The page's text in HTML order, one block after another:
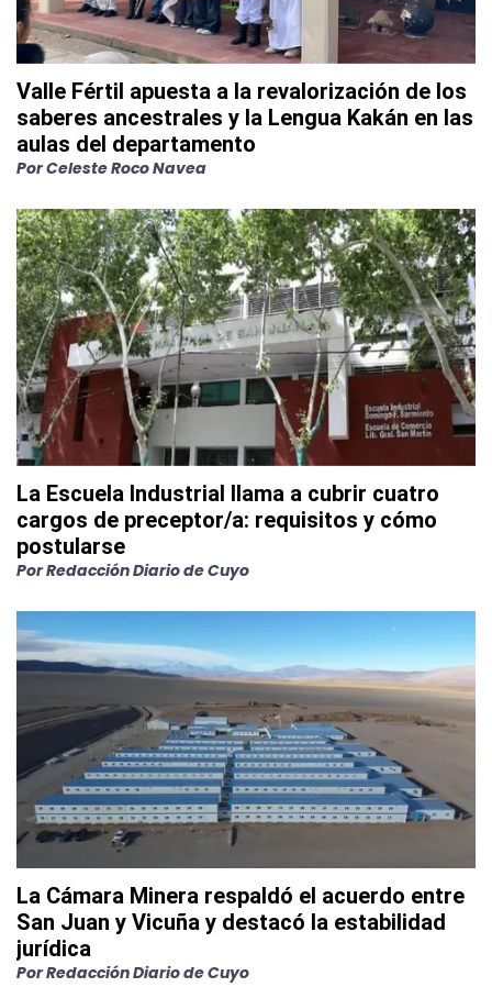
Valle Fértil apuesta a la revalorización de los
saberes ancestrales y la Lengua Kakán en las
aulas del departamento
PorCeleste Roco Navea
La Escuela Industrial llama a cubrir cuatro
cargos de preceptor/a: requisitos y cómo
postularse
PorRedacción Diario de Cuyo
La Cámara Minera respaldó el acuerdo entre
San Juan y Vicuña y destacó la estabilidad
jurídica
PorRedacción Diario de Cuyo